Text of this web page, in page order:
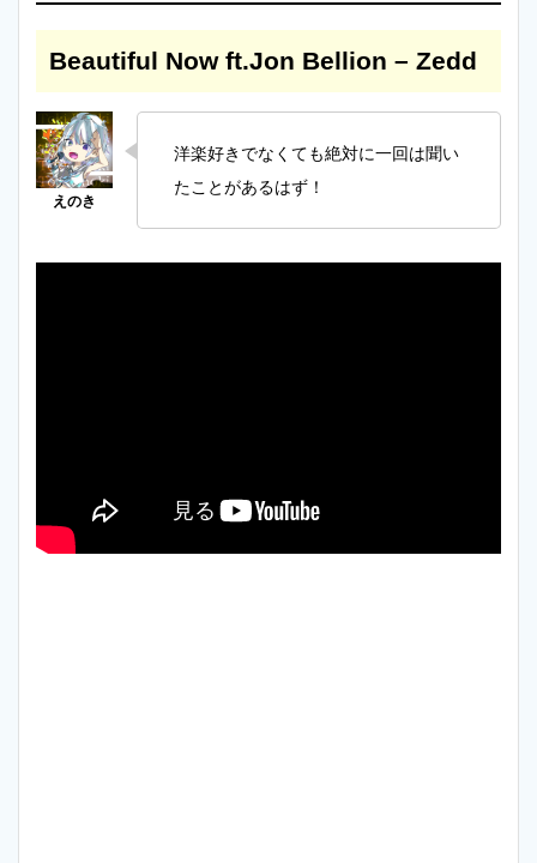
Beautiful Now ft.Jon Bellion – Zedd
洋楽好きでなくても絶対に一回は聞い
たことがあるはず！